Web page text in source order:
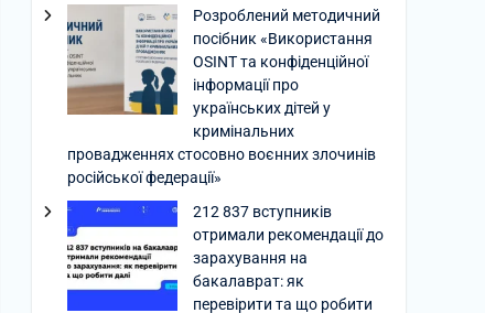
Розроблений методичний
посібник «Використання
OSINT та конфіденційної
інформації про
українських дітей у
кримінальних
провадженнях стосовно воєнних злочинів
російської федерації»
212 837 вступників
отримали рекомендації до
зарахування на
бакалаврат: як
перевірити та що робити